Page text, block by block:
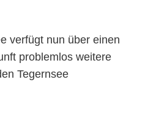
verfügt nun über einen
problemlos weitere
Tegernsee